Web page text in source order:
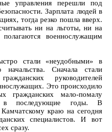
управления перешли под
Зарплата людей в
тогда резко пошла вверх.
ни на льготы, ни на
военнослужащим
стали «неудобными» в
начальства. Сначала стали
руководителей
Это происходило
гражданских мало-помалу
в последующие годы. В
краю на сегодня
специалистов. И вот
сразу.